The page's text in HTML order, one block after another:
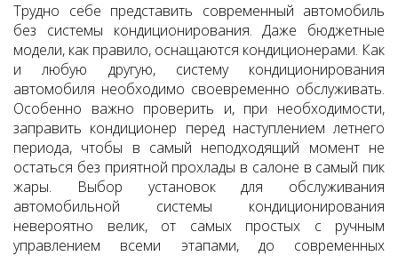
Трудно себе представить современный автомобиль
без системы кондиционирования. Даже бюджетные
модели, как правило, оснащаются кондиционерами. Как
и любую другую, систему кондиционирования
автомобиля необходимо своевременно обслуживать.
Особенно важно проверить и, при необходимости,
заправить кондиционер перед наступлением летнего
периода, чтобы в самый неподходящий момент не
остаться без приятной прохлады в салоне в самый пик
жары. Выбор установок для обслуживания
автомобильной системы кондиционирования
невероятно велик, от самых простых с ручным
управлением всеми этапами, до современных